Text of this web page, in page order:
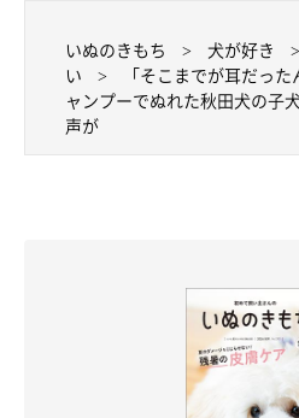
いぬのきもち 犬が好き
い
「そこまでが耳だっ
ャンプーでぬれた秋田犬の子
声が